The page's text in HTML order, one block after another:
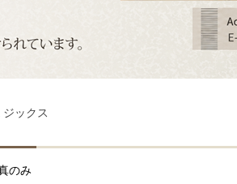
ックス
のみ